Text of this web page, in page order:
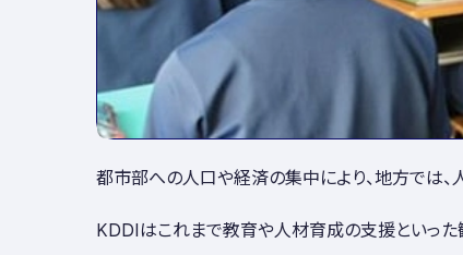
都市部への人口や経済の集中により、地方では
KDDIはこれまで教育や人材育成の支援といった